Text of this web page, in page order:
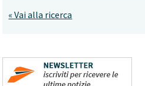
« Vai alla ricerca